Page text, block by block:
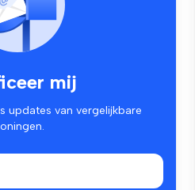
mij
updates van vergelijkbare